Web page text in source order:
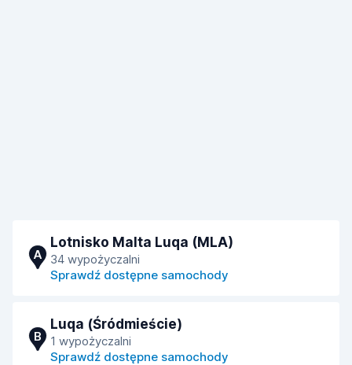
A
Lotnisko Malta Luqa (MLA)
34 wypożyczalni
Sprawdź dostępne samochody
B
Luqa (Śródmieście)
1 wypożyczalni
Sprawdź dostępne samochody